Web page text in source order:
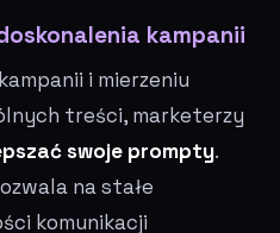
kampanii
i mierzeniu
treści, marketerzy
swoje prompty.
na stałe
komunikacji